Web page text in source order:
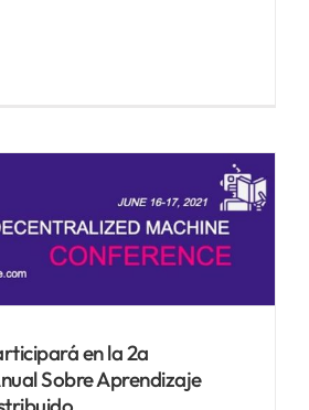
en la 2a
Sobre Aprendizaje